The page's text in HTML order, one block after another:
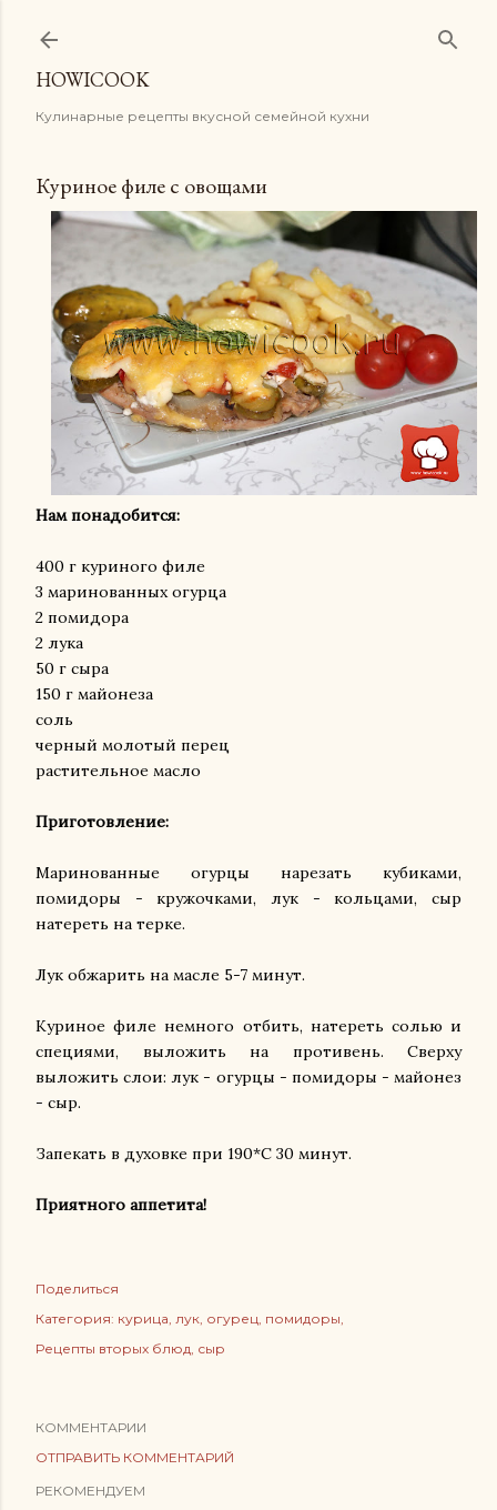
HOWICOOK
Кулинарные рецепты вкусной семейной кухни
Куриное филе с овощами
Нам понадобится:
400 г куриного филе
3 маринованных огурца
2 помидора
2 лука
50 г сыра
150 г майонеза
соль
черный молотый перец
растительное масло
Приготовление:
Маринованные огурцы нарезать кубиками,
помидоры - кружочками, лук - кольцами, сыр
натереть на терке.
Лук обжарить на масле 5-7 минут.
Куриное филе немного отбить, натереть солью и
специями, выложить на противень. Сверху
выложить слои: лук - огурцы - помидоры - майонез
- сыр.
Запекать в духовке при 190*С 30 минут.
Приятного аппетита!
Поделиться
Категория: курица лук огурец помидоры
Рецепты вторых блюд сыр
КОММЕНТАРИИ
ОТПРАВИТЬ КОММЕНТАРИЙ
РЕКОМЕНДУЕМ